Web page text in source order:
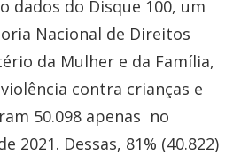
dados do Disque 100, um
Nacional de Direitos
da Mulher e da Família,
contra crianças e
50.098 apenas no
2021. Dessas, 81% (40.822)